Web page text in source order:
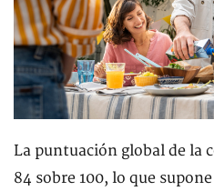
La puntuación global de la
84 sobre 100, lo que